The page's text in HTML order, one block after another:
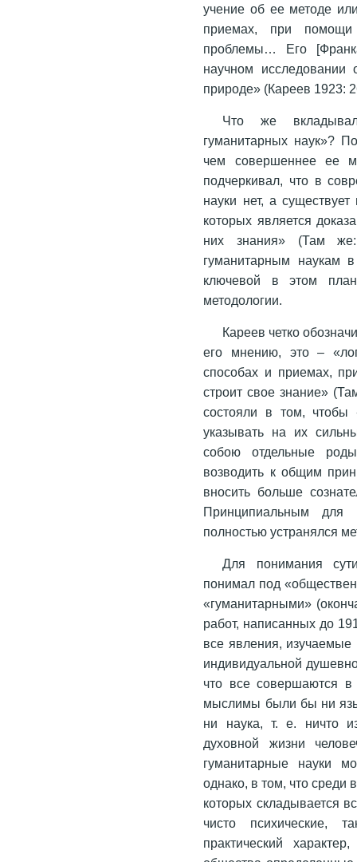
учение об ее методе
приемах, при помощи
проблемы… Его
научном
природе» (Кареев 1923:
Что же
гуманитарных наук»?
чем совершеннее ее
подчеркивал, что в
науки нет, а
которых является
них знания» (Там
гуманитарным наукам
ключевой в этом
методологии.
Кареев четко
его мнению, это –
способах и приемах,
строит свое знание»
состояли в том, чтобы
указывать на их
собою отдельные
возводить к общим
вносить больше
Принципиальным для
полностью устранялся
Для понимания
понимал под
«гуманитарными»
работ, написанных до
все явления,
индивидуальной
что все совершаются
мыслимы были бы ни
ни наука, т. е. ничто
духовной жизни
гуманитарные науки
однако, в том, что
которых складывается
чисто психические,
практический